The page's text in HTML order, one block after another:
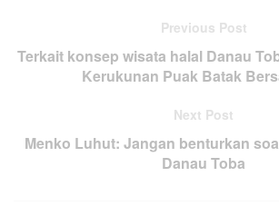
Previous Post
Terkait konsep wisata halal Danau
Kerukunan Puak Batak
Next Post
Menko Luhut: Jangan benturkan
Danau Toba